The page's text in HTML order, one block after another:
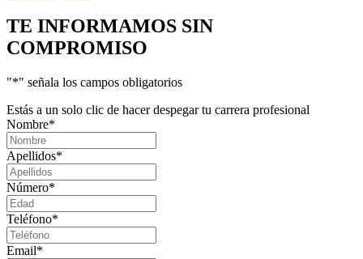
TE INFORMAMOS SIN
COMPROMISO
"*" señala los campos obligatorios
Estás a un solo clic de hacer despegar tu carrera profesional
Nombre*
Apellidos*
Número*
Teléfono*
Email*